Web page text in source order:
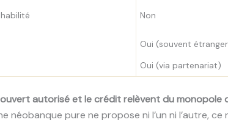
Non
Oui (souvent
Oui (via partenariat)
autorisé et le crédit relèvent du monopole
néobanque pure ne propose ni l’un ni l’autre, ce